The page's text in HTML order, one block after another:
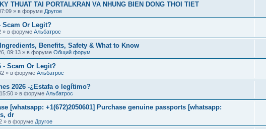
THUAT TAI PORTALKRAN VA NHUNG BIEN DONG THOI TIET
» в форуме Другое
Scam Or Legit?
» в форуме Альбатрос
Benefits, Safety & What to Know
09:13 » в форуме Общий форум
- Scam Or Legit?
» в форуме Альбатрос
2026 -¿Estafa o legítimo?
» в форуме Альбатрос
[whatsapp: +1(672)2050601] Purchase genuine passports [whatsapp:
dr
» в форуме Другое